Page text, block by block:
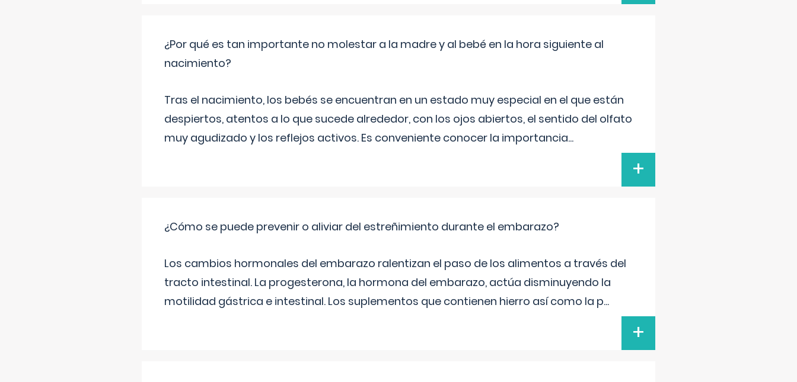
¿Por qué es tan importante no molestar a la madre y al bebé en la hora siguiente al
nacimiento?
Tras el nacimiento, los bebés se encuentran en un estado muy especial en el que están
despiertos, atentos a lo que sucede alrededor, con los ojos abiertos, el sentido del olfato
muy agudizado y los reflejos activos. Es conveniente conocer la importancia...
+
¿Cómo se puede prevenir o aliviar del estreñimiento durante el embarazo?
Los cambios hormonales del embarazo ralentizan el paso de los alimentos a través del
tracto intestinal. La progesterona, la hormona del embarazo, actúa disminuyendo la
motilidad gástrica e intestinal. Los suplementos que contienen hierro así como la p...
+